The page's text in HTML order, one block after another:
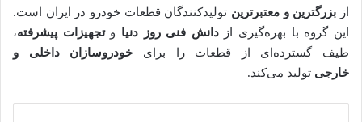
از بزرگترین و معتبرترین تولیدکنندگان قطعات خودرو در ایران است.
این گروه با بهره‌گیری ازدانش فنی روز دنیا وتجهیزات پیشرفته،
طیف گسترده‌ای از قطعات را برای خودروسازان داخلی و
خارجی تولید می‌کند.